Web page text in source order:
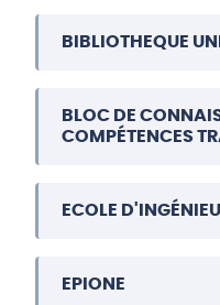
BIBLIOTHEQUE
BLOC DE
COMPÉTENCES
ECOLE
EPIONE